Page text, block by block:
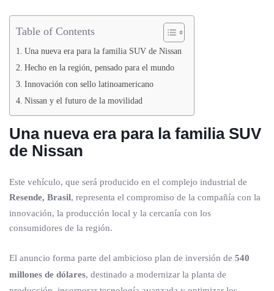
Table of Contents
Una nueva era para la familia SUV de Nissan
Hecho en la región, pensado para el mundo
Innovación con sello latinoamericano
Nissan y el futuro de la movilidad
Una nueva era para la familia SUV
de Nissan
Este vehículo, que será producido en el complejo industrial de
Resende, Brasil, representa el compromiso de la compañía con la
innovación, la producción local y la cercanía con los
consumidores de la región.
El anuncio forma parte del ambicioso plan de inversión de 540
millones de dólares, destinado a modernizar la planta de